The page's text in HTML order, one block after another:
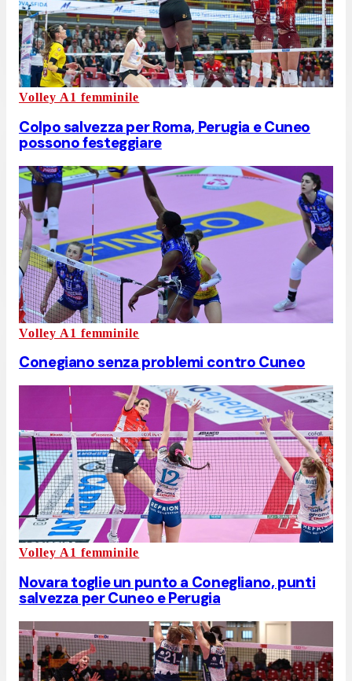
Volley A1 femminile
Colpo salvezza per Roma, Perugia e Cuneo
possono festeggiare
Volley A1 femminile
Conegiano senza problemi contro Cuneo
Volley A1 femminile
Novara toglie un punto a Conegliano, punti
salvezza per Cuneo e Perugia